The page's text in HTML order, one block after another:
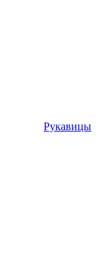
Рукавицы